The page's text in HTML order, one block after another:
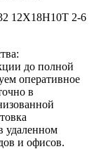
12Х18Н10Т 2-6
до полной
оперативное
в
удаленном
и офисов.